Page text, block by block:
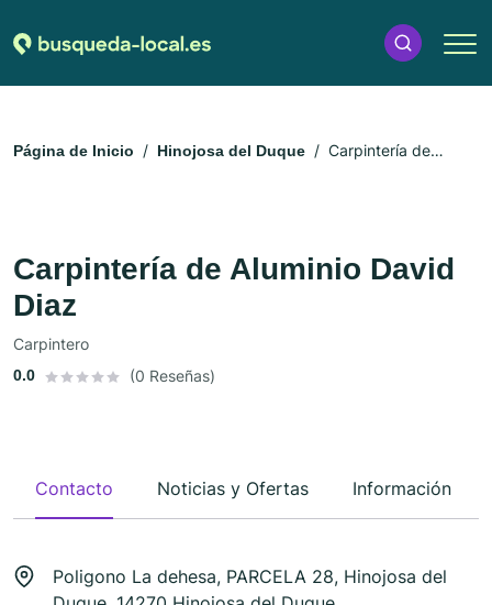
Página de Inicio Hinojosa del Duque
Carpintería de
Carpintería de Aluminio David
Diaz
Carpintero
0.0 (0 Reseñas)
Contacto Noticias y Ofertas Información
Poligono La dehesa, PARCELA 28, Hinojosa del